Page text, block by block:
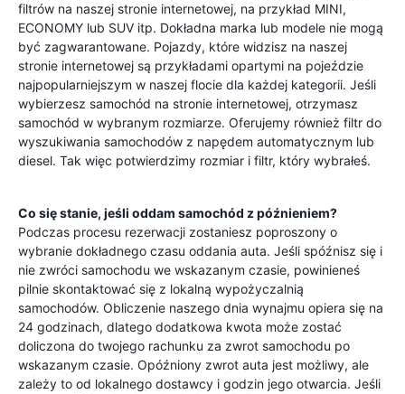
filtrów na naszej stronie internetowej, na przykład MINI,
ECONOMY lub SUV itp. Dokładna marka lub modele nie mogą
być zagwarantowane. Pojazdy, które widzisz na naszej
stronie internetowej są przykładami opartymi na pojeździe
najpopularniejszym w naszej flocie dla każdej kategorii. Jeśli
wybierzesz samochód na stronie internetowej, otrzymasz
samochód w wybranym rozmiarze. Oferujemy również filtr do
wyszukiwania samochodów z napędem automatycznym lub
diesel. Tak więc potwierdzimy rozmiar i filtr, który wybrałeś.
Co się stanie, jeśli oddam samochód z późnieniem?
Podczas procesu rezerwacji zostaniesz poproszony o
wybranie dokładnego czasu oddania auta. Jeśli spóźnisz się i
nie zwróci samochodu we wskazanym czasie, powinieneś
pilnie skontaktować się z lokalną wypożyczalnią
samochodów. Obliczenie naszego dnia wynajmu opiera się na
24 godzinach, dlatego dodatkowa kwota może zostać
doliczona do twojego rachunku za zwrot samochodu po
wskazanym czasie. Opóźniony zwrot auta jest możliwy, ale
zależy to od lokalnego dostawcy i godzin jego otwarcia. Jeśli